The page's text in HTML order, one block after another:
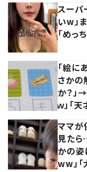
スーパ
いw」
「めっ
「絵に
さかの
か？」
ｗ」「
ママ
見たら
かの姿
ww」